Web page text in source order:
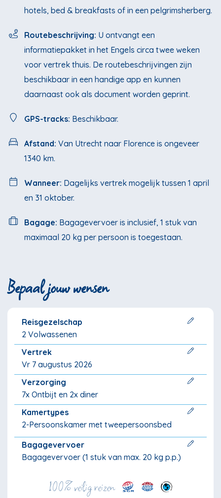
hotels, bed & breakfasts of in een pelgrimsherberg.
Routebeschrijving: U ontvangt een
informatiepakket in het Engels circa twee weken
voor vertrek thuis. De routebeschrijvingen zijn
beschikbaar in een handige app en kunnen
daarnaast ook als document worden geprint.
GPS-tracks: Beschikbaar.
Afstand: Van Utrecht naar Florence is ongeveer
1340 km.
Wanneer: Dagelijks vertrek mogelijk tussen 1 april
en 31 oktober.
Bagage: Bagagevervoer is inclusief, 1 stuk van
maximaal 20 kg per persoon is toegestaan.
Bepaal jouw wensen
Reisgezelschap
2 Volwassenen
Vertrek
Vr 7 augustus 2026
Verzorging
7x Ontbijt en 2x diner
Kamertypes
2-Persoonskamer met tweepersoonsbed
Bagagevervoer
Bagagevervoer (1 stuk van max. 20 kg p.p.)
100% veilig reizen